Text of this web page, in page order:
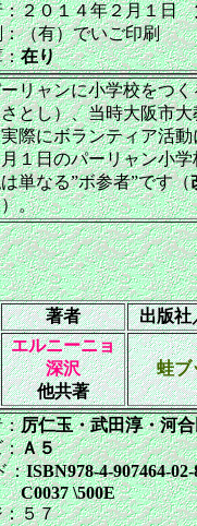
１４年２月１日
）でいご印刷
在り
ャンに小学校をつく
とし）、当時大阪市
際にボランティア活
１日のパーリャン小
単なる”ボ参者”です（
。
著者 出版社
エルニーニョ
深沢
他共著
蛙ブ
厉仁玉・武田淳・河
Ａ５
：ISBN978-4-907464-02-
C0037 \500E
５７